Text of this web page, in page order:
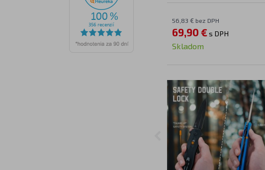
56,83 € bez DPH
69,90 € s DPH
Skladom